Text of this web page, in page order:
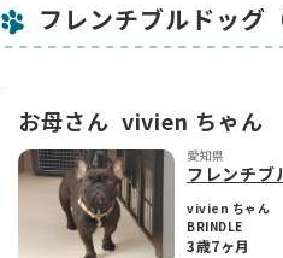
おひざにちょこんと座って安心
んですよ😊 その仕草が本当に可
気品あふれる容姿と、素直で甘
っても魅力的な子です。ご家族
なってくれると思います💕
フレンチブルドッグ
お母さん vivien ちゃん
愛知県
フレンチブ
vivien ちゃん
BRINDLE
3歳7ヶ月